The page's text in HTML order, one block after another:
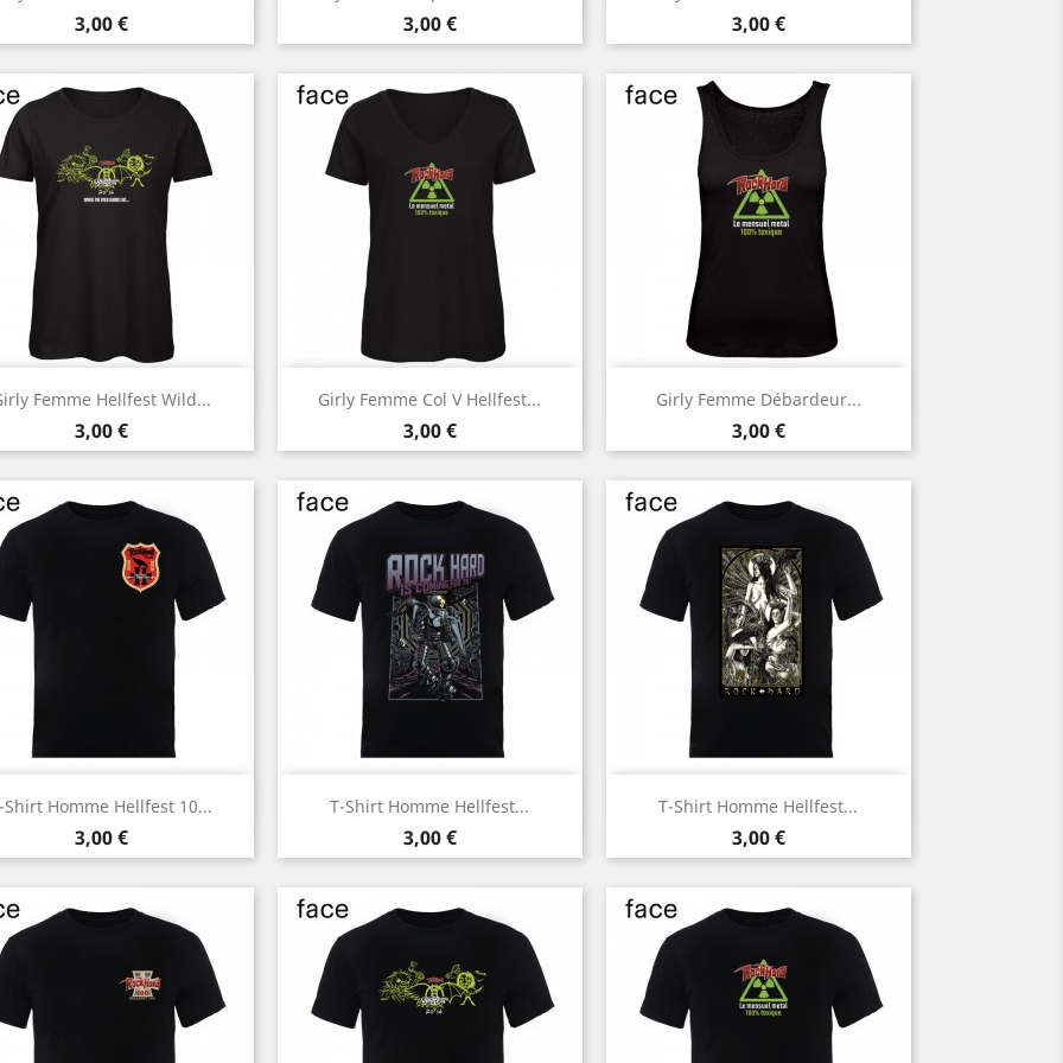
Prix
3,00 €
Noir
Prix
3,00 €
Noir
Prix
3,00 €
Noir
Femme Hellfest Wild...
Prix
3,00 €
Aperçu rapide
Noir
Girly Femme Col V Hellfest...
Prix
3,00 €
Aperçu rapide
Noir
Girly Femme Débardeur...
Prix
3,00 €
Aperçu rapide
Noir
Shirt Homme Hellfest 10...
Prix
3,00 €
Aperçu rapide
Noir
T-Shirt Homme Hellfest...
Prix
3,00 €
Aperçu rapide
Noir
T-Shirt Homme Hellfest...
Prix
3,00 €
Aperçu rapide
Noir